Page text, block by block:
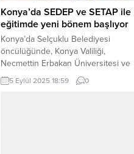
doğrultusunda; merkez ilçede 11,
diğer ilçelerde ise 24 olmak...
Konya’da SEDEP ve SETAP ile
eğitimde yeni bönem başlıyor
Konya’da Selçuklu Belediyesi
öncülüğünde, Konya Valiliği,
Necmettin Erbakan Üniversitesi ve
İl Milli Eğitim Müdürlüğü iş birliğiyle
yürütülen SEDEP ve SETAP
5 Eylül 2025 18:59 0